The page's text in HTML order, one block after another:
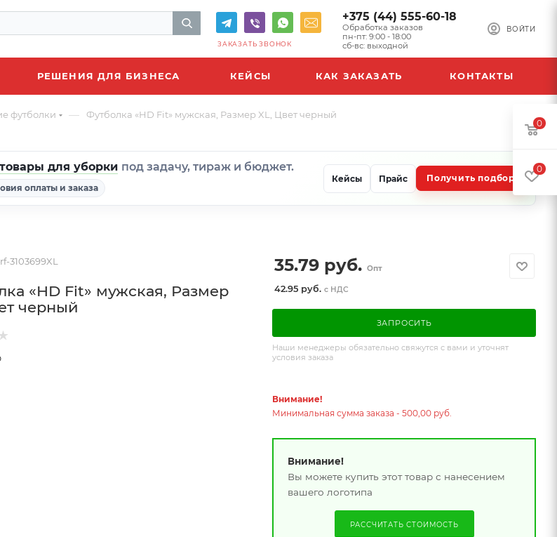
ВОЙТИ
+375 (44) 555-60-18
Обработка заказов
пн-пт: 9:00 - 18:00
сб-вс: выходной
ЗАКАЗАТЬ ЗВОНОК
РЕШЕНИЯ ДЛЯ БИЗНЕСА КЕЙСЫ КАК ЗАКАЗАТЬ КОНТАКТЫ
футболки — Футболка «HD Fit» мужская, Размер XL, Цвет черный
товары для уборки под задачу, тираж и бюджет.
оплаты и заказа
Кейсы Прайс Получить подбор
3103699XL
«HD Fit» мужская, Размер
черный
35.79 руб. Опт
42.95 руб.с НДС
ЗАПРОСИТЬ
Наши менеджеры обязательно свяжутся с вами и уточнят
условия заказа
Внимание!
Минимальная сумма заказа - 500,00 руб.
Внимание!
Вы можете купить этот товар с нанесением
вашего логотипа
РАССЧИТАТЬ СТОИМОСТЬ
0
0